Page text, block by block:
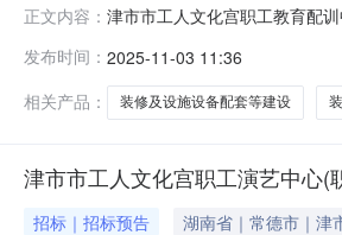
正文内容： 津市市工人文化宫职工教育配
装修及设施设备配套（具体以
发布时间： 2025-11-03 11:36
相关产品：
装修及设施设备配套等建设
津市市工人文化宫职工演艺中心
招标｜招标预告 湖南省｜常德市｜津